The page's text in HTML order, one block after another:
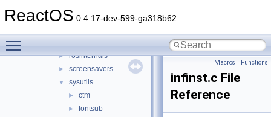
ReactOS 0.4.17-dev-599-ga318b62
► fraginator
► rosinternals
► screensavers
▼ sysutils
► ctm
► fontsub
Macros | Functions
infinst.c File
Reference